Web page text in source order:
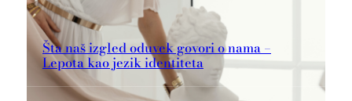
Šta naš izgled oduvek govori o nama –
Lepota kao jezik identiteta